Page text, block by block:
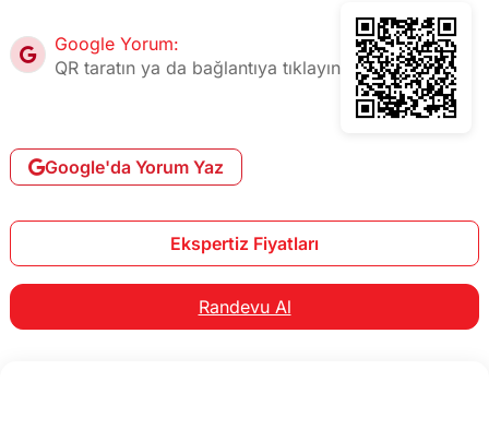
Google Yorum:
QR taratın ya da bağlantıya tıklayın
Google'da Yorum Yaz
Ekspertiz Fiyatları
Randevu Al